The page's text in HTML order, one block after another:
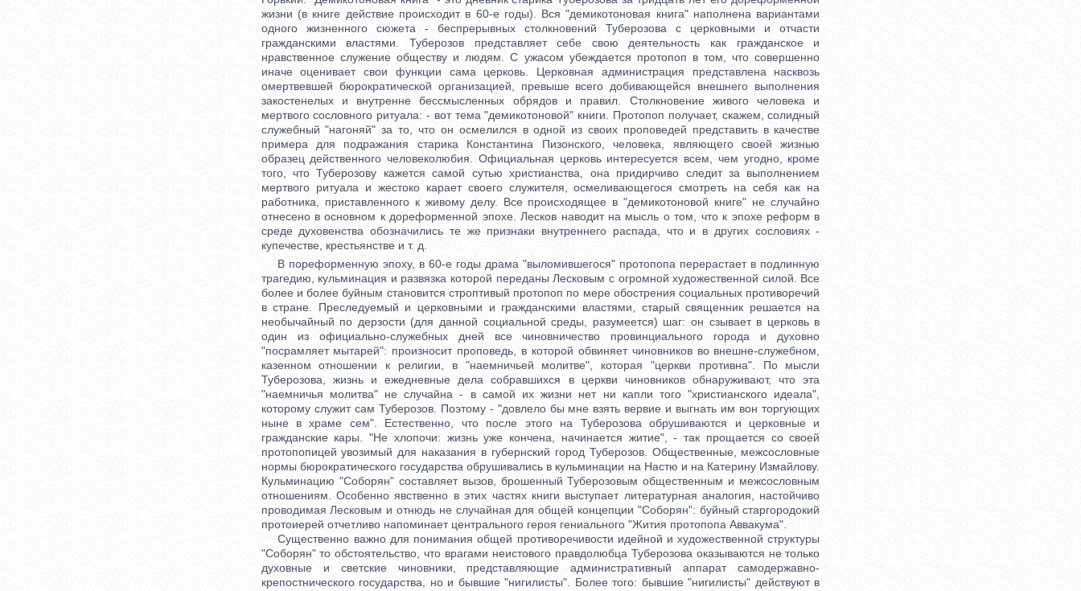
жизни (в книге действие происходит в 60-е годы). Вся "демикотоновая книга" наполнена вариантами
одного жизненного сюжета - беспрерывных столкновений Туберозова с церковными и отчасти
гражданскими властями. Туберозов представляет себе свою деятельность как гражданское и
нравственное служение обществу и людям. С ужасом убеждается протопоп в том, что совершенно
иначе оценивает свои функции сама церковь. Церковная администрация представлена насквозь
омертвевшей бюрократической организацией, превыше всего добивающейся внешнего выполнения
закостенелых и внутренне бессмысленных обрядов и правил. Столкновение живого человека и
мертвого сословного ритуала: - вот тема "демикотоновой" книги. Протопоп получает, скажем, солидный
служебный "нагоняй" за то, что он осмелился в одной из своих проповедей представить в качестве
примера для подражания старика Константина Пизонского, человека, являющего своей жизнью
образец действенного человеколюбия. Официальная церковь интересуется всем, чем угодно, кроме
того, что Туберозову кажется самой сутью христианства, она придирчиво следит за выполнением
мертвого ритуала и жестоко карает своего служителя, осмеливающегося смотреть на себя как на
работника, приставленного к живому делу. Все происходящее в "демикотоновой книге" не случайно
отнесено в основном к дореформенной эпохе. Лесков наводит на мысль о том, что к эпохе реформ в
среде духовенства обозначились те же признаки внутреннего распада, что и в других сословиях -
купечестве, крестьянстве и т. д.
В пореформенную эпоху, в 60-е годы драма "выломившегося" протопопа перерастает в подлинную
трагедию, кульминация и развязка которой переданы Лесковым с огромной художественной силой. Все
более и более буйным становится строптивый протопоп по мере обострения социальных противоречий
в стране. Преследуемый и церковными и гражданскими властями, старый священник решается на
необычайный по дерзости (для данной социальной среды, разумеется) шаг: он сзывает в церковь в
один из официально-служебных дней все чиновничество провинциального города и духовно
"посрамляет мытарей": произносит проповедь, в которой обвиняет чиновников во внешне-служебном,
казенном отношении к религии, в "наемничьей молитве", которая "церкви противна". По мысли
Туберозова, жизнь и ежедневные дела собравшихся в церкви чиновников обнаруживают, что эта
"наемничья молитва" не случайна - в самой их жизни нет ни капли того "христианского идеала",
которому служит сам Туберозов. Поэтому - "довлело бы мне взять вервие и выгнать им вон торгующих
ныне в храме сем". Естественно, что после этого на Туберозова обрушиваются и церковные и
гражданские кары. "Не хлопочи: жизнь уже кончена, начинается житие", - так прощается со своей
протопопицей увозимый для наказания в губернский город Туберозов. Общественные, межсословные
нормы бюрократического государства обрушивались в кульминации на Настю и на Катерину Измайлову.
Кульминацию "Соборян" составляет вызов, брошенный Туберозовым общественным и межсословным
отношениям. Особенно явственно в этих частях книги выступает литературная аналогия, настойчиво
проводимая Лесковым и отнюдь не случайная для общей концепции "Соборян": буйный старгородокий
протоиерей отчетливо напоминает центрального героя гениального "Жития протопопа Аввакума".
Существенно важно для понимания общей противоречивости идейной и художественной структуры
"Соборян" то обстоятельство, что врагами неистового правдолюбца Туберозова оказываются не только
духовные и светские чиновники, представляющие административный аппарат самодержавно-
крепостнического государства, но и бывшие "нигилисты". Более того: бывшие "нигилисты" действуют в